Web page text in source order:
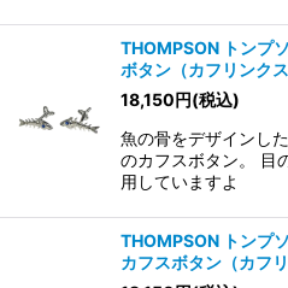
THOMPSON トンプ
ボタン（カフリンクス
18,150円(税込)
魚の骨をデザインし
のカフスボタン。 目
用していますよ
THOMPSON トンプ
カフスボタン（カフリ